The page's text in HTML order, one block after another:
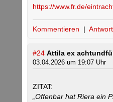
https://www.fr.de/
Kommentieren |
#24 Attila ex
03.04.2026 um 19:07 Uhr
ZITAT:
„Offenbar hat Riera ein